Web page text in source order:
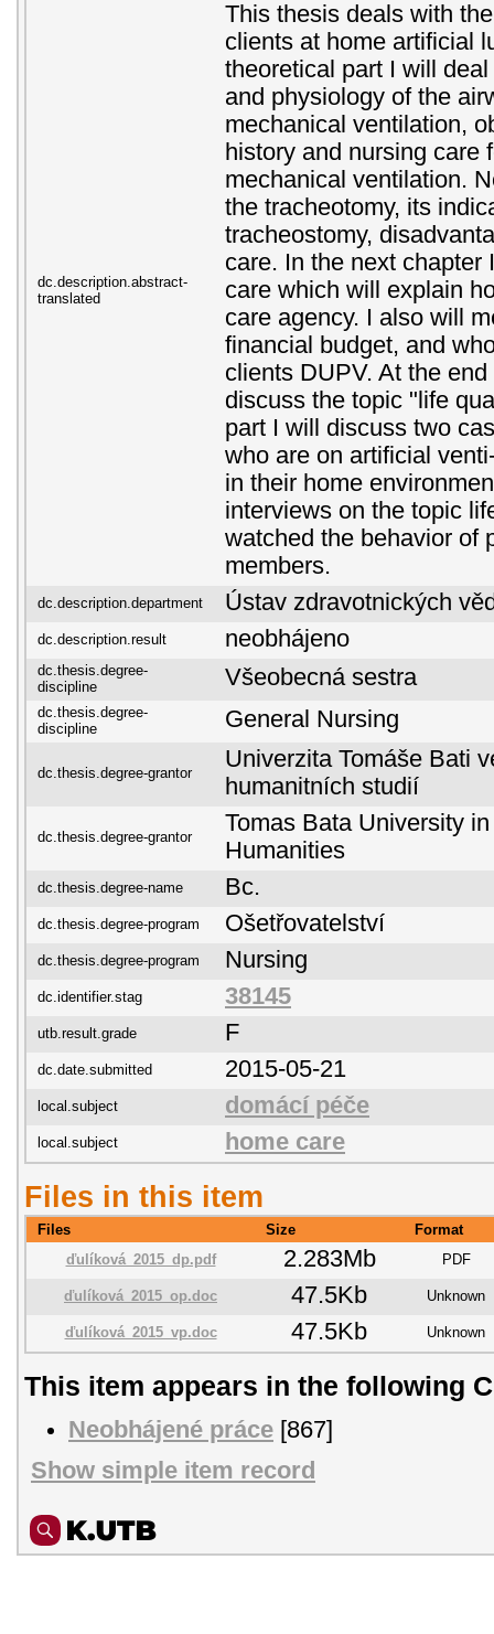
dc.description.abstract-
translated
This thesis deals with
clients at home artificial
theoretical part I will
and physiology of the
mechanical ventilation,
history and nursing care
mechanical ventilation.
the tracheotomy, its
tracheostomy,
care. In the next chapter
care which will explain
care agency. I also will
financial budget, and
clients DUPV. At the
discuss the topic "life
part I will discuss two
who are on artificial
in their home
interviews on the topic
watched the behavior of
members.
dc.description.department Ústav zdravotnických
dc.description.result neobhájeno
dc.thesis.degree-
discipline
Všeobecná sestra
dc.thesis.degree-
discipline
General Nursing
dc.thesis.degree-grantor
Univerzita Tomáše Bati
humanitních studií
dc.thesis.degree-grantor
Tomas Bata University
Humanities
dc.thesis.degree-name Bc.
dc.thesis.degree-program Ošetřovatelství
dc.thesis.degree-program Nursing
dc.identifier.stag 38145
utb.result.grade F
dc.date.submitted 2015-05-21
local.subject domácí péče
local.subject home care
Files in this item
Files Size
Format
ďulíková_2015_dp.pdf
2.283Mb PDF
ďulíková_2015_op.doc 47.5Kb Unknown
ďulíková_2015_vp.doc 47.5Kb Unknown
This item appears in the following
Neobhájené práce [867]
Show simple item record